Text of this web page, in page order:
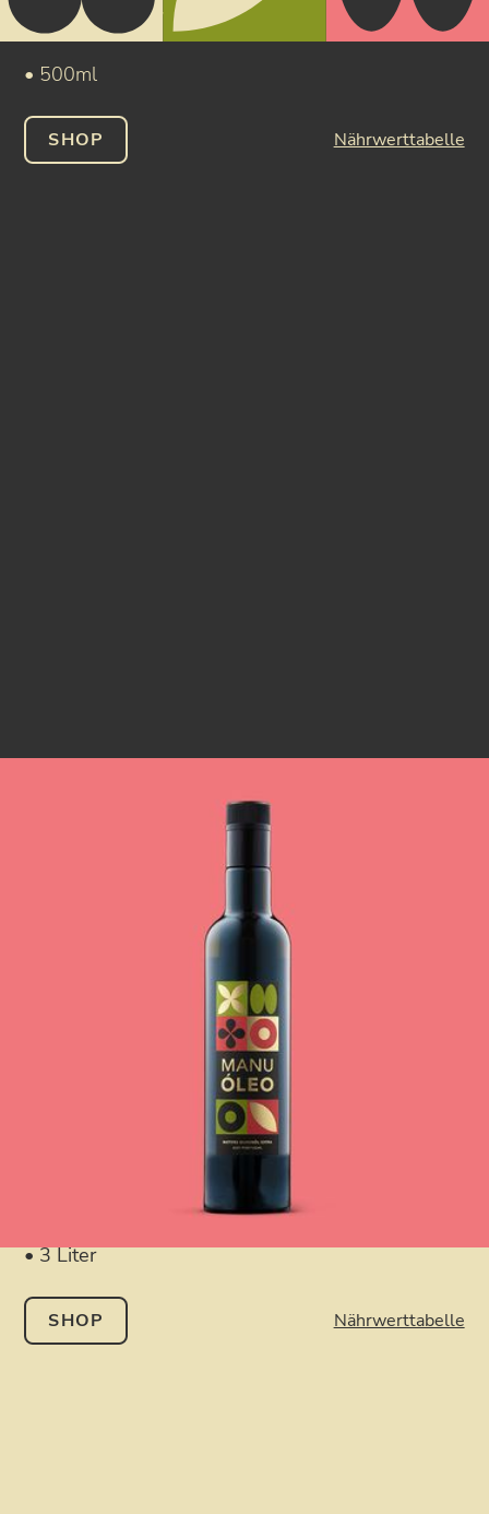
Etiketten. Handmade in Deutschland!
• 500ml
SHOP Nährwerttabelle
HANDLICH UND TROTZDEM EIN MEISTERSTÜCK
MANUÓLEO Natives Olivenöl Extra
Die erste Pressung aus der neuen Ernte im
Kanister in verschiedenen Größen, 100%
lichtundurchlässig für die optimale Lagerung.
Auch unsere Kanister genießen eine hochwertige
• 3 Liter
SHOP Nährwerttabelle